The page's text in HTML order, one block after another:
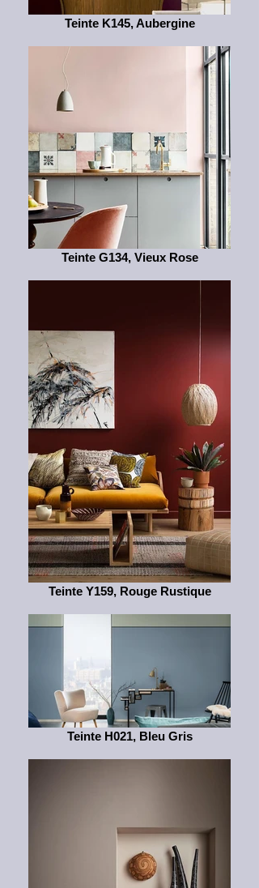
Teinte K145, Aubergine
Teinte G134, Vieux Rose
Teinte Y159, Rouge Rustique
Teinte H021, Bleu Gris